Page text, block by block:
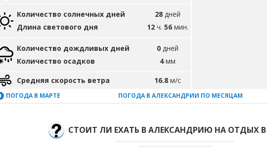
Количество солнечных дней
Длина светового дня
28 дней
12 ч. 56 мин.
Количество дождливых дней
Количество осадков
0 дней
4мм
Средняя скорость ветра 16.8 м/с
ПОГОДА В МАРТЕ ПОГОДА В АЛЕКСАНДРИИ ПО МЕСЯЦАМ
СТОИТ ЛИ ЕХАТЬ В АЛЕКСАНДРИЮ НА ОТДЫХ В